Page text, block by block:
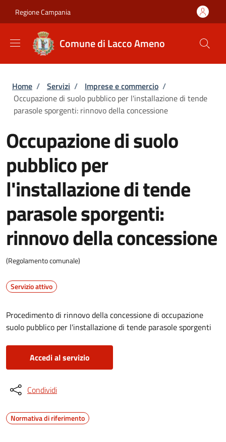
Regione Campania
Comune di Lacco Ameno
Briciole di pane
Home / Servizi / Imprese e commercio /
Occupazione di suolo pubblico per l'installazione di tende
parasole sporgenti: rinnovo della concessione
Occupazione di suolo
pubblico per
l'installazione di tende
parasole sporgenti:
rinnovo della concessione
(Regolamento comunale)
Servizio attivo
Procedimento di rinnovo della concessione di occupazione
suolo pubblico per l'installazione di tende parasole sporgenti
Accedi al servizio
Condividi
Normativa di riferimento